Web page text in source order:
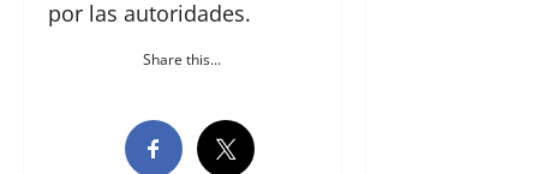
por las autoridades.
Share this...